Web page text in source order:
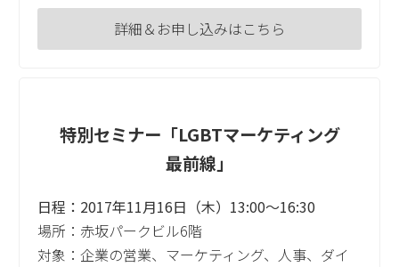
詳細＆お申し込みはこちら
特別セミナー「LGBTマーケティング
最前線」
日程：2017年11月16日（木）13:00～16:30
場所：赤坂パークビル6階
対象：企業の営業、マーケティング、人事、ダイ